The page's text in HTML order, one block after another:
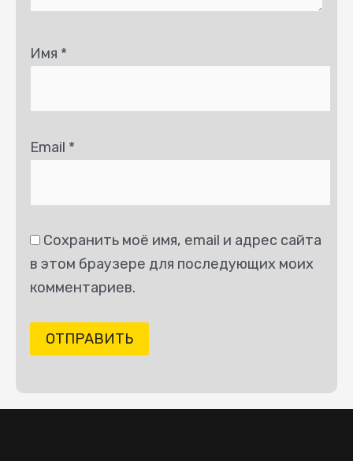
Имя *
Email *
Сохранить моё имя, email и адрес сайта
в этом браузере для последующих моих
комментариев.